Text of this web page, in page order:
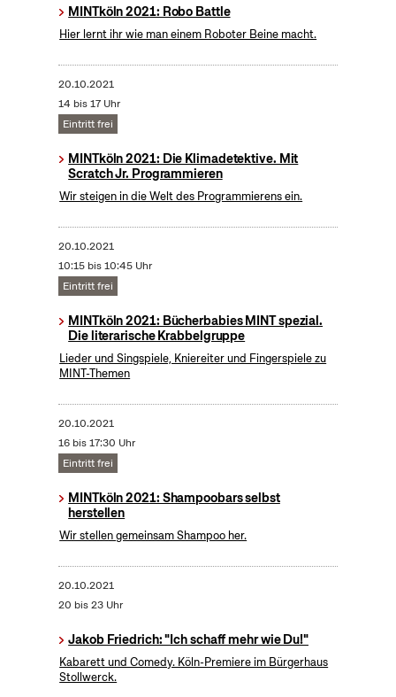
MINTköln 2021: Robo Battle
Hier lernt ihr wie man einem Roboter Beine macht.
20.10.2021
14 bis 17 Uhr
Eintritt frei
MINTköln 2021: Die Klimadetektive. Mit
Scratch Jr. Programmieren
Wir steigen in die Welt des Programmierens ein.
20.10.2021
10:15 bis 10:45 Uhr
Eintritt frei
MINTköln 2021: Bücherbabies MINT spezial.
Die literarische Krabbelgruppe
Lieder und Singspiele, Kniereiter und Fingerspiele zu
MINT-Themen
20.10.2021
16 bis 17:30 Uhr
Eintritt frei
MINTköln 2021: Shampoobars selbst
herstellen
Wir stellen gemeinsam Shampoo her.
20.10.2021
20 bis 23 Uhr
Jakob Friedrich: "Ich schaff mehr wie Du!"
Kabarett und Comedy. Köln-Premiere im Bürgerhaus
Stollwerck.